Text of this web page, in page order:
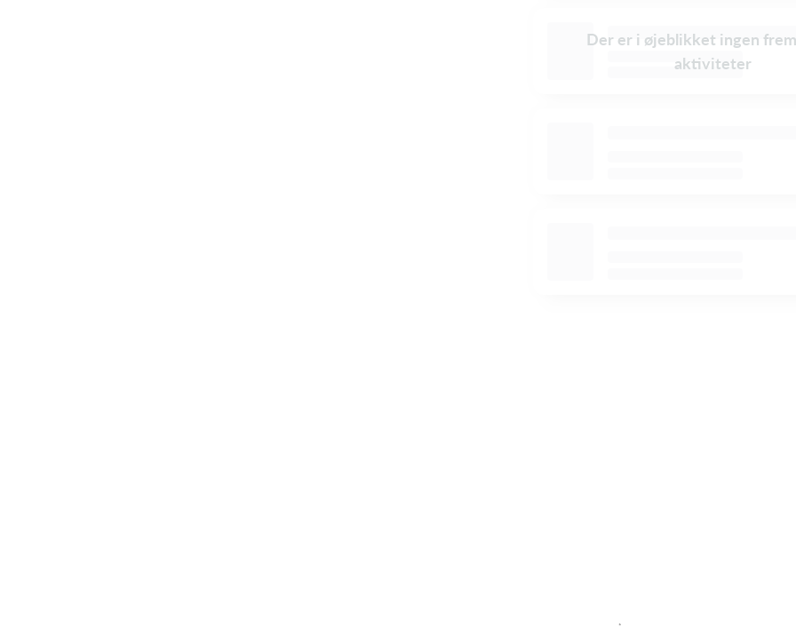
Der er i øjeblikket ingen
aktiviteter